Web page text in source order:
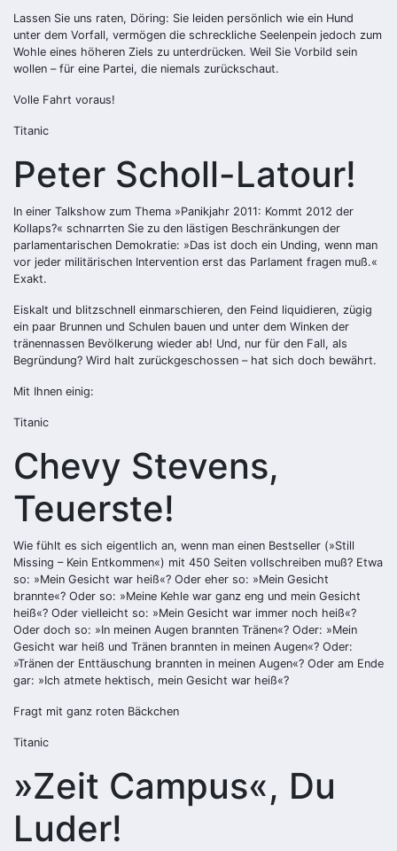
Lassen Sie uns raten, Döring: Sie leiden persönlich wie ein Hund
unter dem Vorfall, vermögen die schreckliche Seelenpein jedoch zum
Wohle eines höheren Ziels zu unterdrücken. Weil Sie Vorbild sein
wollen – für eine Partei, die niemals zurückschaut.
Volle Fahrt voraus!
Titanic
Peter Scholl-Latour!
In einer Talkshow zum Thema »Panikjahr 2011: Kommt 2012 der
Kollaps?« schnarrten Sie zu den lästigen Beschränkungen der
parlamentarischen Demokratie: »Das ist doch ein Unding, wenn man
vor jeder militärischen Intervention erst das Parlament fragen muß.«
Exakt.
Eiskalt und blitzschnell einmarschieren, den Feind liquidieren, zügig
ein paar Brunnen und Schulen bauen und unter dem Winken der
tränennassen Bevölkerung wieder ab! Und, nur für den Fall, als
Begründung? Wird halt zurückgeschossen – hat sich doch bewährt.
Mit Ihnen einig:
Titanic
Chevy Stevens,
Teuerste!
Wie fühlt es sich eigentlich an, wenn man einen Bestseller (»Still
Missing – Kein Entkommen«) mit 450 Seiten vollschreiben muß? Etwa
so: »Mein Gesicht war heiß«? Oder eher so: »Mein Gesicht
brannte«? Oder so: »Meine Kehle war ganz eng und mein Gesicht
heiß«? Oder vielleicht so: »Mein Gesicht war immer noch heiß«?
Oder doch so: »In meinen Augen brannten Tränen«? Oder: »Mein
Gesicht war heiß und Tränen brannten in meinen Augen«? Oder:
»Tränen der Enttäuschung brannten in meinen Augen«? Oder am Ende
gar: »Ich atmete hektisch, mein Gesicht war heiß«?
Fragt mit ganz roten Bäckchen
Titanic
»Zeit Campus«, Du
Luder!